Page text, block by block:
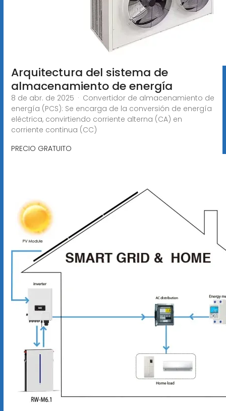
Arquitectura del sistema de
almacenamiento de energía
8 de abr. de 2025 · Convertidor de almacenamiento de
energía (PCS): Se encarga de la conversión de energía
eléctrica, convirtiendo corriente alterna (CA) en
corriente continua (CC)
PRECIO GRATUITO